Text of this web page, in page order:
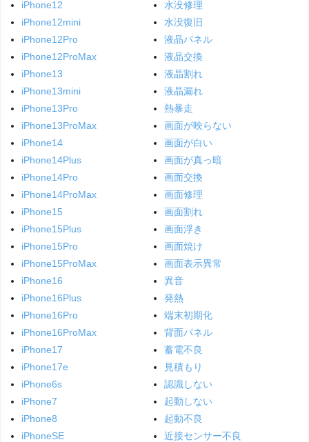
iPhone12
iPhone12mini
iPhone12Pro
iPhone12ProMax
iPhone13
iPhone13mini
iPhone13Pro
iPhone13ProMax
iPhone14
iPhone14Plus
iPhone14Pro
iPhone14ProMax
iPhone15
iPhone15Plus
iPhone15Pro
iPhone15ProMax
iPhone16
iPhone16Plus
iPhone16Pro
iPhone16ProMax
iPhone17
iPhone17e
iPhone6s
iPhone7
iPhone8
iPhoneSE
水没修理
水没復旧
液晶パネル
液晶交換
液晶割れ
液晶漏れ
熱暴走
画面が映らない
画面が白い
画面が真っ暗
画面交換
画面修理
画面割れ
画面浮き
画面焼け
画面表示異常
異音
発熱
端末初期化
背面パネル
蓄電不良
見積もり
認識しない
起動しない
起動不良
近接センサー不良